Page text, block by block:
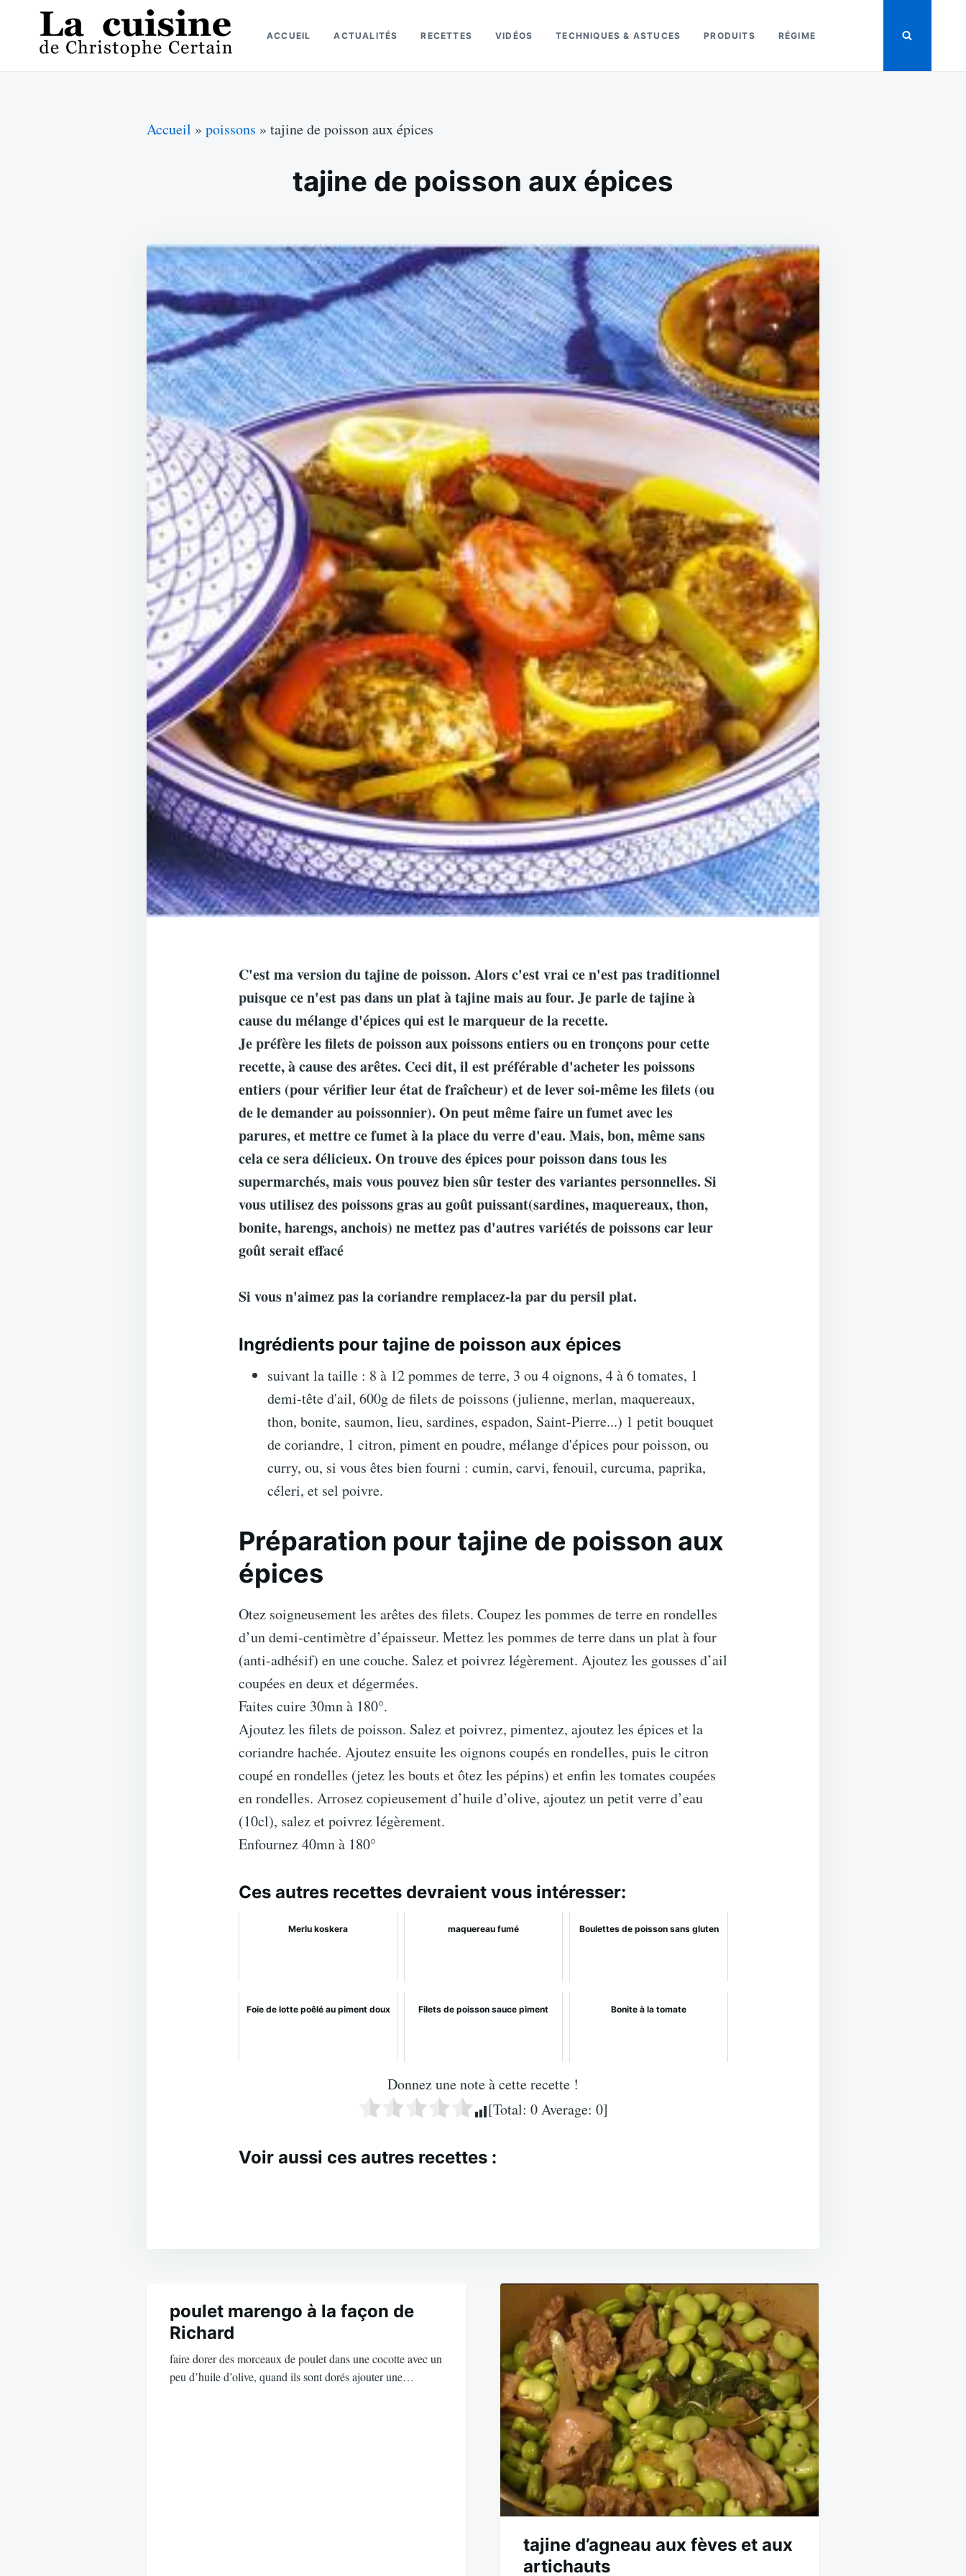
content
for:
ACCUEIL ACTUALITÉS RECETTES VIDÉOS TECHNIQUES & ASTUCES PRODUITS RÉGIME
Accueil » poissons » tajine de poisson aux épices
tajine de poisson aux épices
C'est ma version du tajine de poisson. Alors c'est vrai ce n'est pas traditionnel
puisque ce n'est pas dans un plat à tajine mais au four. Je parle de tajine à
cause du mélange d'épices qui est le marqueur de la recette.
Je préfère les filets de poisson aux poissons entiers ou en tronçons pour cette
recette, à cause des arêtes. Ceci dit, il est préférable d'acheter les poissons
entiers (pour vérifier leur état de fraîcheur) et de lever soi-même les filets (ou
de le demander au poissonnier). On peut même faire un fumet avec les
parures, et mettre ce fumet à la place du verre d'eau. Mais, bon, même sans
cela ce sera délicieux. On trouve des épices pour poisson dans tous les
supermarchés, mais vous pouvez bien sûr tester des variantes personnelles. Si
vous utilisez des poissons gras au goût puissant(sardines, maquereaux, thon,
bonite, harengs, anchois) ne mettez pas d'autres variétés de poissons car leur
goût serait effacé
Si vous n'aimez pas la coriandre remplacez-la par du persil plat.
Ingrédients pour tajine de poisson aux épices
suivant la taille : 8 à 12 pommes de terre, 3 ou 4 oignons, 4 à 6 tomates, 1
demi-tête d'ail, 600g de filets de poissons (julienne, merlan, maquereaux,
thon, bonite, saumon, lieu, sardines, espadon, Saint-Pierre...) 1 petit bouquet
de coriandre, 1 citron, piment en poudre, mélange d'épices pour poisson, ou
curry, ou, si vous êtes bien fourni : cumin, carvi, fenouil, curcuma, paprika,
céleri, et sel poivre.
Préparation pour tajine de poisson aux
épices
Otez soigneusement les arêtes des filets. Coupez les pommes de terre en rondelles
d’un demi-centimètre d’épaisseur. Mettez les pommes de terre dans un plat à four
(anti-adhésif) en une couche. Salez et poivrez légèrement. Ajoutez les gousses d’ail
coupées en deux et dégermées.
Faites cuire 30mn à 180°.
Ajoutez les filets de poisson. Salez et poivrez, pimentez, ajoutez les épices et la
coriandre hachée. Ajoutez ensuite les oignons coupés en rondelles, puis le citron
coupé en rondelles (jetez les bouts et ôtez les pépins) et enfin les tomates coupées
en rondelles. Arrosez copieusement d’huile d’olive, ajoutez un petit verre d’eau
(10cl), salez et poivrez légèrement.
Enfournez 40mn à 180°
Ces autres recettes devraient vous intéresser:
Merlu koskera maquereau fumé Boulettes de poisson sans gluten
Foie de lotte poêlé au piment doux Filets de poisson sauce piment Bonite à la tomate
Donnez une note à cette recette !
[Total: 0Average: 0]
Voir aussi ces autres recettes :
de
l’article
poulet marengo à la façon de
Richard
faire dorer des morceaux de poulet dans une cocotte avec un
peu d’huile d’olive, quand ils sont dorés ajouter une…
tajine d’agneau aux fèves et aux
artichauts